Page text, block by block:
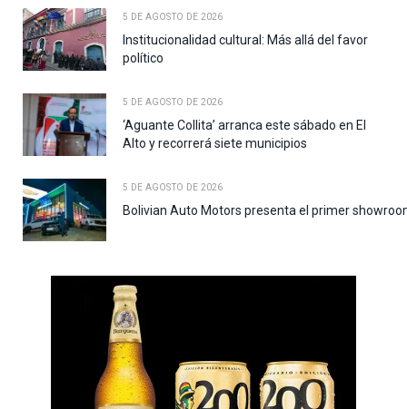
5 DE AGOSTO DE 2026
Institucionalidad cultural: Más allá del favor
político
5 DE AGOSTO DE 2026
‘Aguante Collita’ arranca este sábado en El
Alto y recorrerá siete municipios
5 DE AGOSTO DE 2026
Bolivian Auto Motors presenta el primer